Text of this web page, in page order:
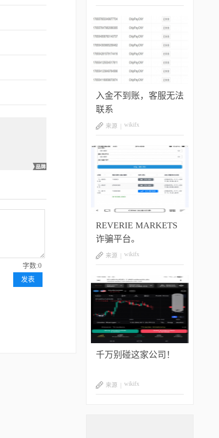
字数:0
发表
入金不到账，客服无法
联系
来源 | wikifx
REVERIE MARKETS
诈骗平台。
来源 | wikifx
千万别碰这家公司！
来源 | wikifx